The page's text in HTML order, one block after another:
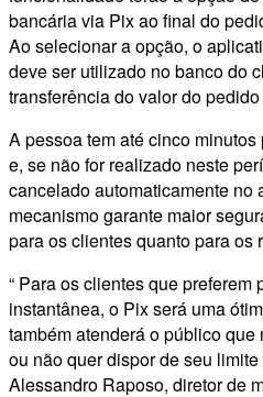
bancária via Pix ao final do
Ao selecionar a opção, o
deve ser utilizado no banco do
transferência do valor do
A pessoa tem até cinco
e, se não for realizado neste
cancelado automaticamente no
mecanismo garante maior
para os clientes quanto para os
“ Para os clientes que
instantânea, o Pix será uma
também atenderá o público
ou não quer dispor de seu
Alessandro Raposo, diretor de